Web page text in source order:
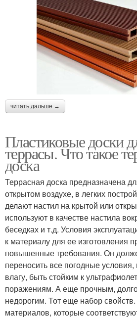
читать дальше →
Пластиковые доски
террасы. Что такое
доска
Террасная доска предназначена
открытом воздухе, в легких
делают настил на крытой или
используют в качестве настила
беседках и т.д. Условия
к материалу для ее изготовления
повышенные требования. Он
переносить все погодные
влагу, быть стойким к
поражениям. А еще прочным,
недорогим. Тот еще набор
материалов, которые